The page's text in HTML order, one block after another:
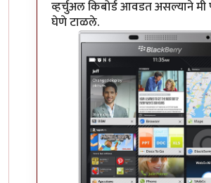
व्हर्चुअल किबोर्ड आवडत असल्याने मी
घेणे टाळले.